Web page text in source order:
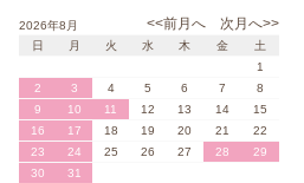
<<前月へ 次月へ>>
2026年8月
日
月 火 水 木 金
土
1
2
3 4 5 6 7
8
9
10 11 12 13 14
15
16
17 18 19 20 21
22
23
24 25 26 27 28
29
30
31